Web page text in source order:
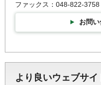
ファックス：048-822-3758
お問
より良いウェブサ